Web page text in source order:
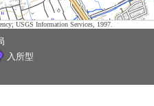
USGS Information Services, 1997.
入所型